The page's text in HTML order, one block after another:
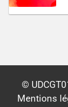
©
Mentions